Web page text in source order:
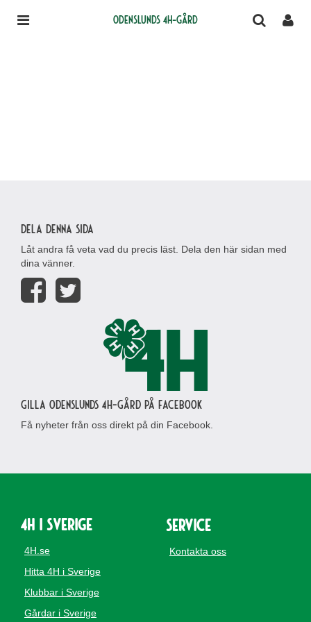
Odenslunds 4H-gård
Dela denna sida
Låt andra få veta vad du precis läst. Dela den här sidan med
dina vänner.
Gilla Odenslunds 4H-gård på Facebook
Få nyheter från oss direkt på din Facebook.
4H i Sverige
4H.se
Hitta 4H i Sverige
Klubbar i Sverige
Gårdar i Sverige
Service
Kontakta oss